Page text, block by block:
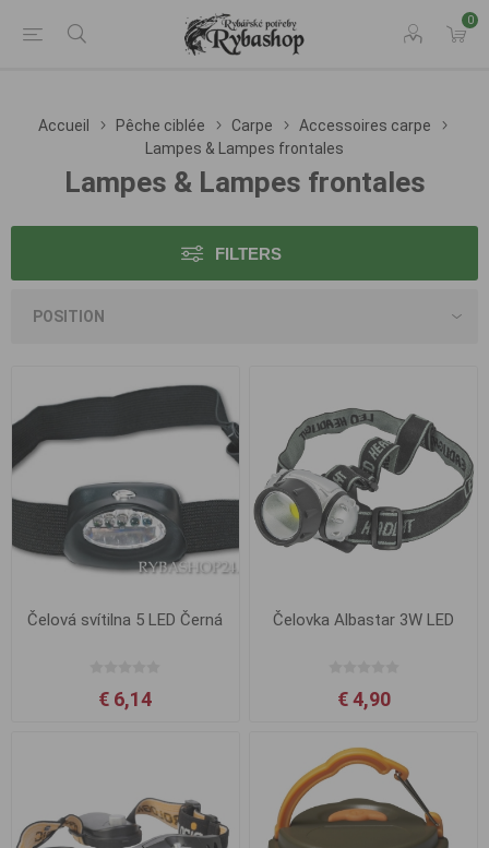
0
Accueil Pêche ciblée Carpe
Accessoires carpe
Lampes & Lampes frontales
Lampes & Lampes frontales
FILTERS
Čelová svítilna 5 LED Černá
€ 6,14
Čelovka Albastar 3W LED
€ 4,90